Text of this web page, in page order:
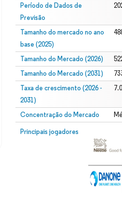
Período de Dados de
Previsão
Tamanho do mercado no ano
base (2025)
Tamanho do Mercado (2026)
Tamanho do Mercado (2031)
Taxa de crescimento (2026 -
2031)
Concentração do Mercado
Principais jogadores
Imagem © Mordor Intelligence. O reuso
atribuição conforme CC BY 4.0.